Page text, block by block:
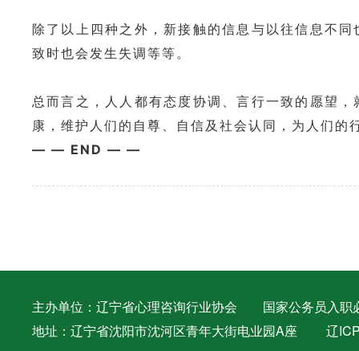
除了以上四种之外，新接触的信息与以往信息不
致时也会发生失调等等。
总而言之，人人都有态度协调、言行一致的愿望
康，维护人们的自尊、自信及社会认同，为人们的
— — E ND — —
主办单位：辽宁省心理咨询行业协会 国家公务员
地址：辽宁省沈阳市沈河区青年大街电业园A座 辽